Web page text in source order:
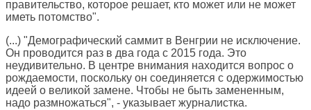
правительство, которое решает, кто может или не может
иметь потомство".
(...) "Демографический саммит в Венгрии не исключение.
Он проводится раз в два года с 2015 года. Это
неудивительно. В центре внимания находится вопрос о
рождаемости, поскольку он соединяется с одержимостью
идеей о великой замене. Чтобы не быть замененным,
надо размножаться", - указывает журналистка.